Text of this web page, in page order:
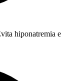
hiponatremia e